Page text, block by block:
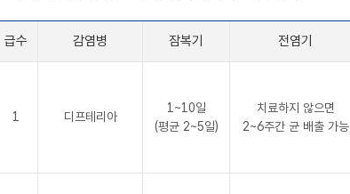
급수 감염병 잠복기 전염기
1 디프테리아
1~10일
(평균 2~5일)
치료하지 않으면
2~6주간 균 배출 가능